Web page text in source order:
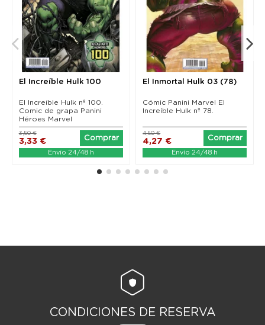
El Increíble Hulk 100
El Increíble Hulk nº 100.
Comic de grapa Panini
Héroes Marvel
3,33 €
3,50 €
Comprar
Envío 24/48 h
El Inmortal Hulk 03 (78)
Cómic Panini Marvel El
Increíble Hulk nº 78.
4,27 €
4,50 €
Comprar
Envío 24/48 h
CONDICIONES DE RESERVA